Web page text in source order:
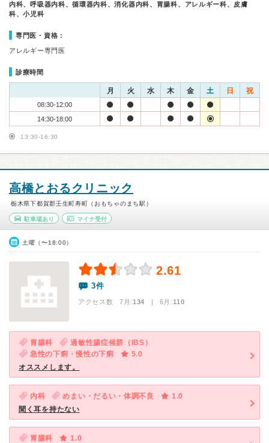
内科、呼吸器内科、循環器内科、消化器内科、胃腸科、アレルギー科、皮膚
科、小児科
専門医・資格：
アレルギー専門医
診療時間
月 火 水 木 金 土 日 祝
08:30-12:00
14:30-18:00
13:30-16:30
高橋とおるクリニック
栃木県下都賀郡壬生町寿町（おもちゃのまち駅）
駐車場あり マイナ受付
土曜（〜18:00）
2.61
3件
アクセス数 7月:134 | 6月:110
胃腸科
過敏性腸症候群（IBS）
急性の下痢・慢性の下痢
5.0
オススメします。
内科 めまい・だるい・体調不良
1.0
聞く耳を持たない
胃腸科
1.0